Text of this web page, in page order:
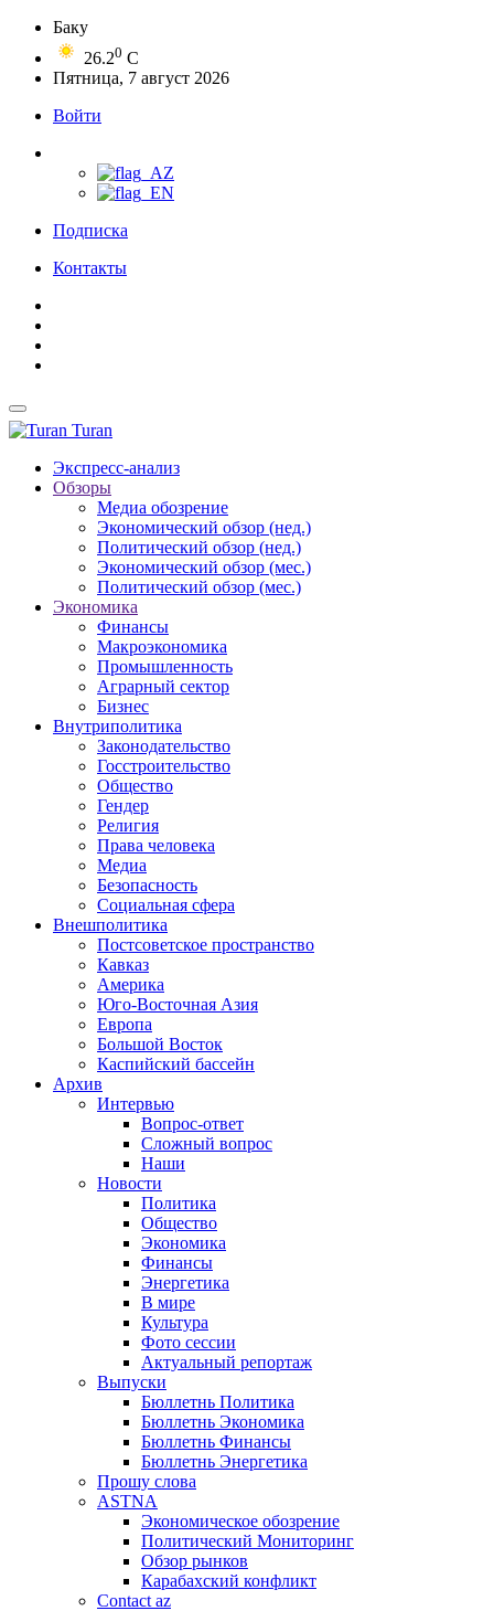
Баку
26.20 C
Пятница, 7 август 2026
Войти
Подписка
Контакты
Turan
Экспресс-анализ
Обзоры
Медиа обозрение
Экономический обзор (нед.)
Политический обзор (нед.)
Экономический обзор (мес.)
Политический обзор (мес.)
Экономика
Финансы
Макроэкономика
Промышленность
Аграрный сектор
Бизнес
Внутриполитика
Законодательство
Госстроительство
Общество
Гендер
Религия
Права человека
Медиа
Безопасность
Социальная сфера
Внешполитика
Постсоветское пространство
Кавказ
Америка
Юго-Восточная Азия
Европа
Большой Восток
Каспийский бассейн
Архив
Интервью
Вопрос-ответ
Сложный вопрос
Наши
Новости
Политика
Общество
Экономика
Финансы
Энергетика
В мире
Культура
Фото сессии
Актуальный репортаж
Выпуски
Бюллетнь Политика
Бюллетнь Экономика
Бюллетнь Финансы
Бюллетнь Энергетика
Прошу слова
ASTNA
Экономическое обозрение
Политический Мониторинг
Обзор рынков
Карабахский конфликт
Contact az